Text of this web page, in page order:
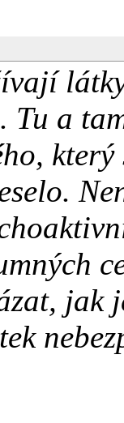
Tu a
který
jak